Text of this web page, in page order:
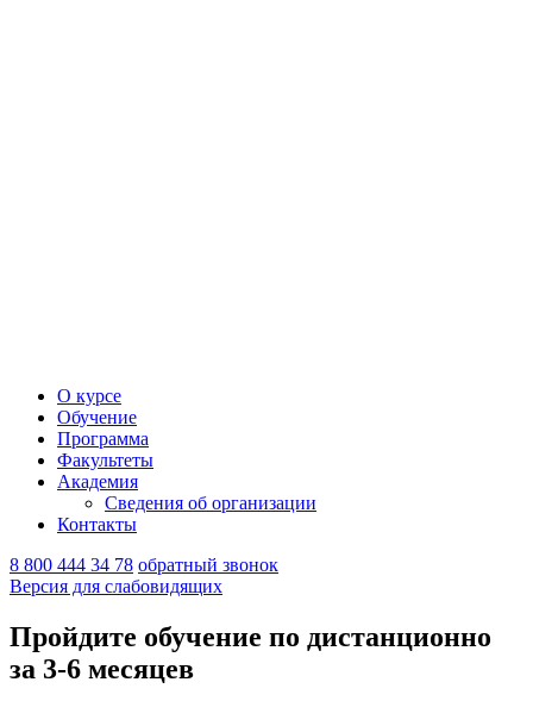
О курсе
Обучение
Программа
Факультеты
Академия
Сведения об организации
Контакты
8 800 444 34 78 обратный звонок
Версия для слабовидящих
Пройдите обучение по дистанционно
за 3-6 месяцев